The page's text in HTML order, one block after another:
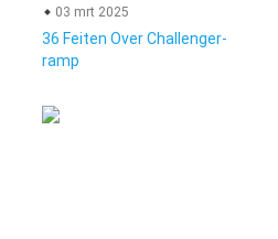
03 mrt 2025
36 Feiten Over Challenger-
ramp